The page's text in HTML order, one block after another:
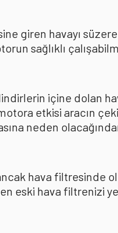
giren havayı
sağlıklı
içine dolan
etkisi aracın
neden
hava filtresinde
eski hava filtrenizi